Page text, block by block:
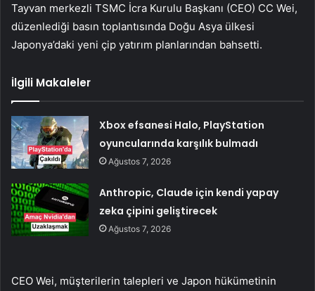
Tayvan merkezli TSMC İcra Kurulu Başkanı (CEO) CC Wei,
düzenlediği basın toplantısında Doğu Asya ülkesi
Japonya’daki yeni çip yatırım planlarından bahsetti.
İlgili Makaleler
Xbox efsanesi Halo, PlayStation
oyuncularında karşılık bulmadı
Ağustos 7, 2026
Anthropic, Claude için kendi yapay
zeka çipini geliştirecek
Ağustos 7, 2026
CEO Wei, müşterilerin talepleri ve Japon hükümetinin